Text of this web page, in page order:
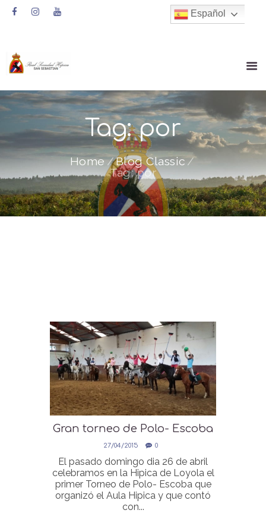
Tag: por
Home
Blog Classic
Tag: por
Gran torneo de Polo- Escoba
en la Hipica de Loyola
27/04/2015 0
El pasado domingo dia 26 de abril
celebramos en la Hipica de Loyola el
primer Torneo de Polo- Escoba que
organizó el Aula Hipica y que contó
con...
Español